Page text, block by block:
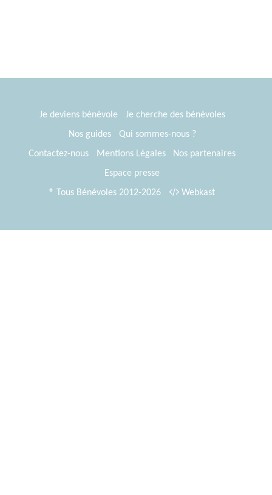
Je deviens bénévole
Je cherche des bénévoles
Nos guides
Qui sommes-nous ?
Contactez-nous
Mentions Légales
Nos partenaires
Espace presse
® Tous Bénévoles 2012-2026
Webkast